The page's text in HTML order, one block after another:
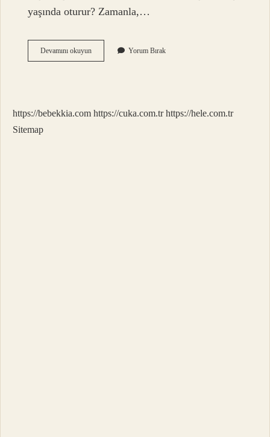
yaşında oturur? Zamanla,…
Devamını okuyunKafa
Şekil
Yorum Bırak
https://bebekkia.com https://cuka.com.tr https://hele.com.tr
Sitemap